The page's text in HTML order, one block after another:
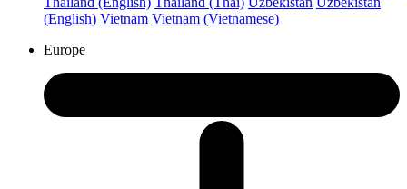
(English) Vietnam Vietnam (Vietnamese)
Europe